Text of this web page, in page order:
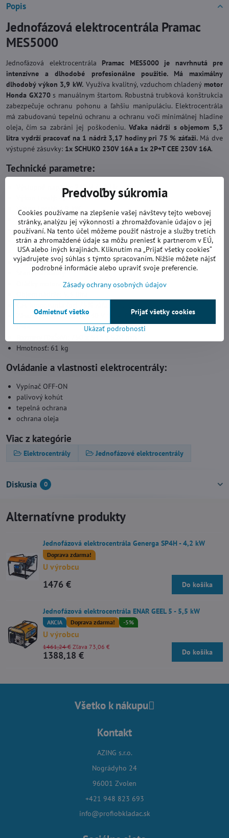
Popis
Jednofázová elektrocentrála Pramac
MES5000
Jednofázová elektrocentrála Pramac MES5000 je navrhnutá pre
intenzívne a dlhodobé profesionálne použitie. Má maximálny
dlhodobý výkon 3,9 kW.Využíva kvalitný, vzduchom chladený motor
Honda GX270s manuálnym štartom. Robustná trubková konštrukcia
zabezpečuje ochranu pohonu a ľahšiu manipuláciu. Elektrocentrála
má zabudovanú tepelnú ochranu a ochranu voči minimálnej hladine
oleja, čím sa zabráni jej poškodeniu. Vďaka nádrži s objemom 5,3
litra vydrží pracovať na 1 nádrž 3,17 hodiny pri 75 % záťaži.Má dve
výstupné zásuvky: 1x SCHUKO 230V 16A a 1x 2P+T CEE 230V 16A.
Technické parametre:
Výstupné napätie: 230 V / 50 Hz
Výkon trvalý: 4,2 kVA
Výkon trvalý: 3,9 kW
Výkon krátkodobý: 5,1 kVA
Výkon krátkodobý: 4,6 kW
Účinník: 0,9
Typ motora: Honda GX270
Palivo: Benzín
Štart: Manuálny
Otáčky motora: 3000 ot./min.
Zásuvky: 1ks SCHUKO 230 V 16 A IP54 / 1ks 2P+T CEE 230 V 16 A
IP44
Hmotnosť: 61 kg
Ovládanie a vlastnosti elektrocentrály:
Vypínač OFF-ON
palivový kohút
tepelná ochrana
ochrana oleja
Viac z kategórie
Elektrocentrály Jednofázové elektrocentrály
Diskusia 0
Alternatívne produkty
Jednofázová elektrocentrála Generga SP4H - 4,2 kW
Doprava zdarma!
U výrobcu
1476 € Do košíka
Jednofázová elektrocentrála ENAR GEEL 5 - 5,5 kW
AKCIA Doprava zdarma! -5%
U výrobcu
1388,18 €
1461,24 € Zľava 73,06 €
Do košíka
Všetko k nákupu
Kontakt
AZING s.r.o.
Nográdyho 24
96001 Zvolen
+421 948 823 693
info@profiobkladac.sk
Predvoľby súkromia
Cookies používame na zlepšenie vašej návštevy tejto webovej
stránky, analýzu jej výkonnosti a zhromažďovanie údajov o jej
používaní. Na tento účel môžeme použiť nástroje a služby tretích
strán a zhromaždené údaje sa môžu preniesť k partnerom v EÚ,
USA alebo iných krajinách. Kliknutím na „Prijať všetky cookies“
vyjadrujete svoj súhlas s týmto spracovaním. Nižšie môžete nájsť
podrobné informácie alebo upraviť svoje preferencie.
Zásady ochrany osobných údajov
Ukázať podrobnosti
Prijať všetky cookies
Odmietnuť všetko